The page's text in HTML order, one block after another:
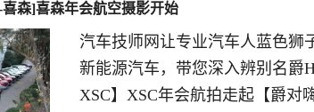
森]喜森年会航空摄影开始
汽车技师网让专业汽车人蓝色狮
新能源汽车，带您深入辨别名爵
XSC】XSC年会航拍走起【爵对